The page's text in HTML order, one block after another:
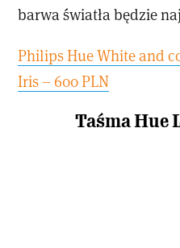
barwa światła będzie
Philips Hue White and
Iris – 600 PLN
Taśma Hue